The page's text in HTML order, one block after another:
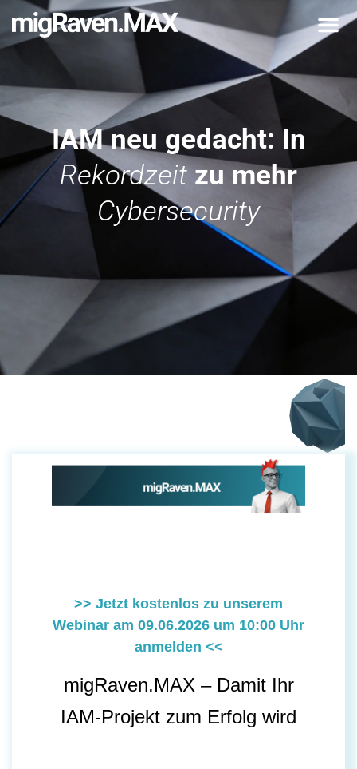
IAM neu gedacht: In
Rekordzeitzu mehr
Cybersecurity
>> Jetzt kostenlos zu unserem
Webinar am 09.06.2026 um 10:00 Uhr
anmelden <<
migRaven.MAX – Damit Ihr
IAM-Projekt zum Erfolg wird